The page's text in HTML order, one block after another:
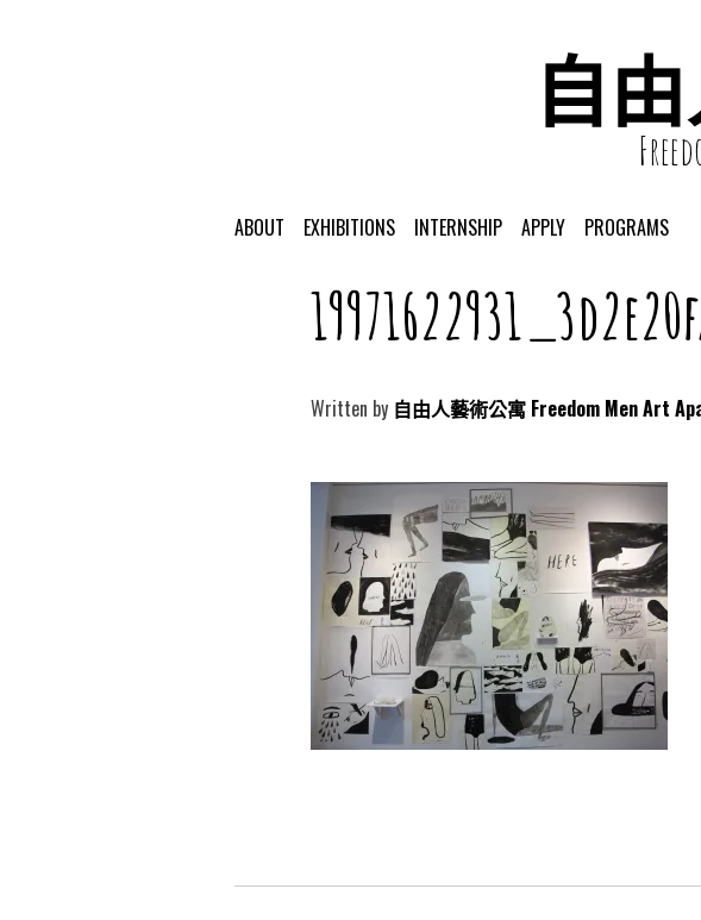
自
ABOUT EXHIBITIONS INTERNSHIP APPLY PROGRAMS
Written by 自由人藝術公寓 Freedom Men Art